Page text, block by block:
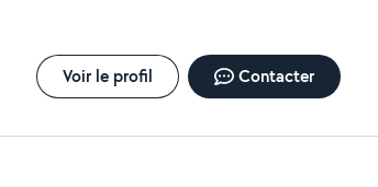
Voir le profil Contacter